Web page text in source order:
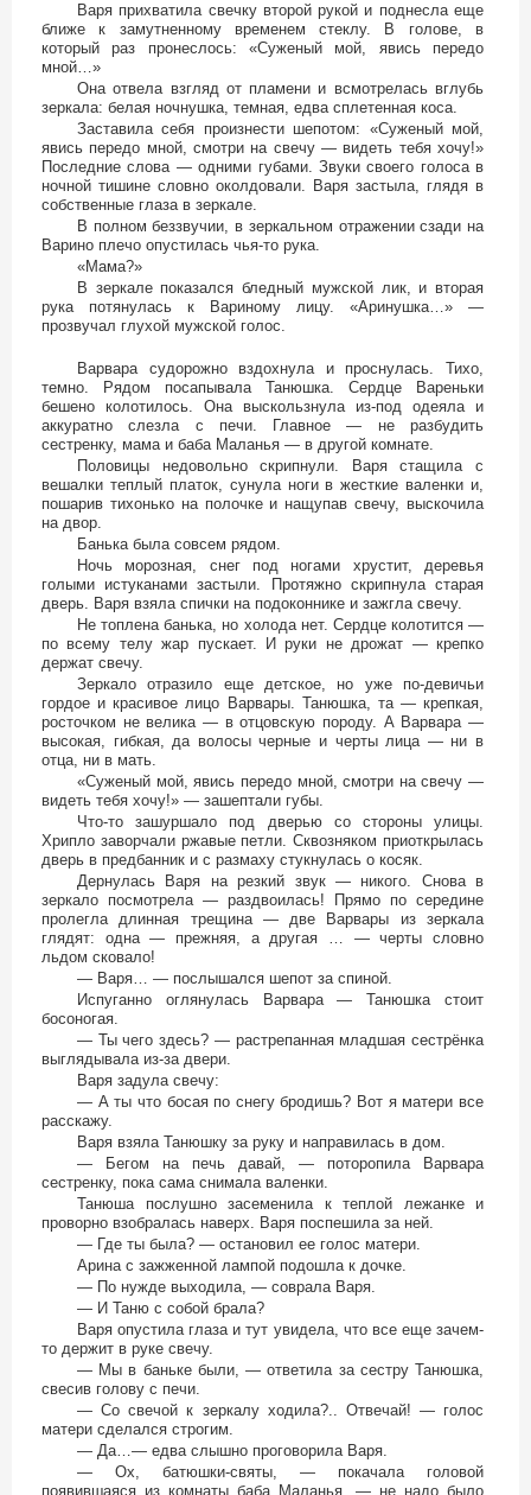
Варя прихватила свечку второй рукой и поднесла еще
ближе к замутненному временем стеклу. В голове, в
который раз пронеслось: «Суженый мой, явись передо
мной…»
Она отвела взгляд от пламени и всмотрелась вглубь
зеркала: белая ночнушка, темная, едва сплетенная коса.
Заставила себя произнести шепотом: «Суженый мой,
явись передо мной, смотри на свечу — видеть тебя хочу!»
Последние слова — одними губами. Звуки своего голоса в
ночной тишине словно околдовали. Варя застыла, глядя в
собственные глаза в зеркале.
В полном беззвучии, в зеркальном отражении сзади на
Варино плечо опустилась чья-то рука.
«Мама?»
В зеркале показался бледный мужской лик, и вторая
рука потянулась к Вариному лицу. «Аринушка…» —
прозвучал глухой мужской голос.
Варвара судорожно вздохнула и проснулась. Тихо,
темно. Рядом посапывала Танюшка. Сердце Вареньки
бешено колотилось. Она выскользнула из-под одеяла и
аккуратно слезла с печи. Главное — не разбудить
сестренку, мама и баба Маланья — в другой комнате.
Половицы недовольно скрипнули. Варя стащила с
вешалки теплый платок, сунула ноги в жесткие валенки и,
пошарив тихонько на полочке и нащупав свечу, выскочила
на двор.
Банька была совсем рядом.
Ночь морозная, снег под ногами хрустит, деревья
голыми истуканами застыли. Протяжно скрипнула старая
дверь. Варя взяла спички на подоконнике и зажгла свечу.
Не топлена банька, но холода нет. Сердце колотится —
по всему телу жар пускает. И руки не дрожат — крепко
держат свечу.
Зеркало отразило еще детское, но уже по-девичьи
гордое и красивое лицо Варвары. Танюшка, та — крепкая,
росточком не велика — в отцовскую породу. А Варвара —
высокая, гибкая, да волосы черные и черты лица — ни в
отца, ни в мать.
«Суженый мой, явись передо мной, смотри на свечу —
видеть тебя хочу!» — зашептали губы.
Что-то зашуршало под дверью со стороны улицы.
Хрипло заворчали ржавые петли. Сквозняком приоткрылась
дверь в предбанник и с размаху стукнулась о косяк.
Дернулась Варя на резкий звук — никого. Снова в
зеркало посмотрела — раздвоилась! Прямо по середине
пролегла длинная трещина — две Варвары из зеркала
глядят: одна — прежняя, а другая … — черты словно
льдом сковало!
— Варя… — послышался шепот за спиной.
Испуганно оглянулась Варвара — Танюшка стоит
босоногая.
— Ты чего здесь? — растрепанная младшая сестрёнка
выглядывала из-за двери.
Варя задула свечу:
— А ты что босая по снегу бродишь? Вот я матери все
расскажу.
Варя взяла Танюшку за руку и направилась в дом.
— Бегом на печь давай, — поторопила Варвара
сестренку, пока сама снимала валенки.
Танюша послушно засеменила к теплой лежанке и
проворно взобралась наверх. Варя поспешила за ней.
— Где ты была? — остановил ее голос матери.
Арина с зажженной лампой подошла к дочке.
— По нужде выходила, — соврала Варя.
— И Таню с собой брала?
Варя опустила глаза и тут увидела, что все еще зачем-
то держит в руке свечу.
— Мы в баньке были, — ответила за сестру Танюшка,
свесив голову с печи.
— Со свечой к зеркалу ходила?.. Отвечай! — голос
матери сделался строгим.
— Да…— едва слышно проговорила Варя.
— Ох, батюшки-святы, — покачала головой
появившаяся из комнаты баба Маланья, — не надо было